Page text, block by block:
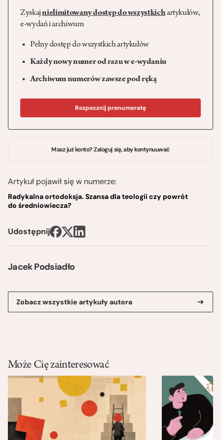
Jacek Podsiadło
Zobacz wszystkie artykuły autora
Zyskajnielimitowany dostęp do wszystkichartykułów,
e-wydań i archiwum
Pełny dostęp do wszystkich artykułów
Każdy nowy numer od razu w e-wydaniu
Archiwum numerów zawsze pod ręką
Rozpocznij prenumeratę
Masz już konto? Zaloguj się, aby kontynuuwać
Artykuł pojawił się w numerze:
Radykalna ortodoksja. Szansa dla teologii czy powrót
do średniowiecza?
Udostępnij
Może Cię zainteresować